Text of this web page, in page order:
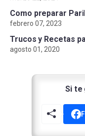
Como preparar
febrero 07, 2023
Trucos y Recetas
agosto 01, 2020
Si te